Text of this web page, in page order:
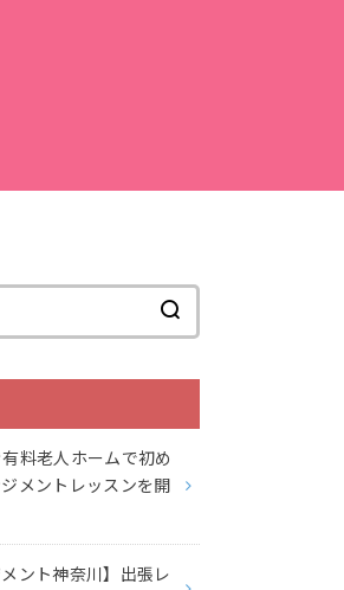
料老人ホームで初め
メントレッスンを開
ント神奈川】出張レ